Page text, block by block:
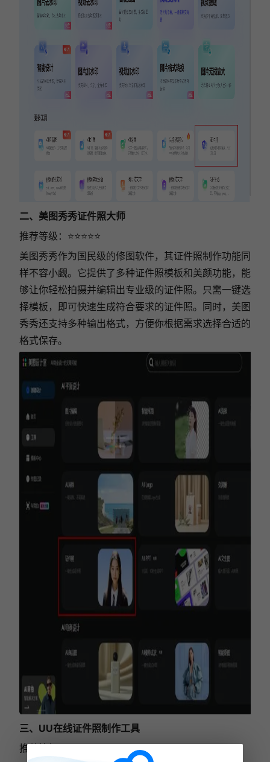
二、美图秀秀证件照大师
推荐等级：⭐⭐⭐⭐⭐
美图秀秀作为国民级的修图软件，其证件照制作功能同
样不容小觑。它提供了多种证件照模板和美颜功能，能
够让你轻松拍摄并编辑出专业级的证件照。只需一键选
择模板，即可快速生成符合要求的证件照。同时，美图
秀秀还支持多种输出格式，方便你根据需求选择合适的
格式保存。
三、UU在线证件照制作工具
推荐等级：⭐⭐⭐⭐